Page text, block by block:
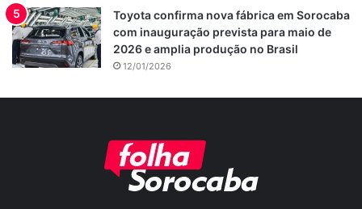
Toyota confirma nova fábrica em Sorocaba
com inauguração prevista para maio de
2026 e amplia produção no Brasil
12/01/2026